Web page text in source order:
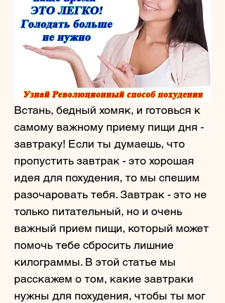
Встань, бедный хомяк, и готовься к
самому важному приему пищи дня -
завтраку! Если ты думаешь, что
пропустить завтрак - это хорошая
идея для похудения, то мы спешим
разочаровать тебя. Завтрак - это не
только питательный, но и очень
важный прием пищи, который может
помочь тебе сбросить лишние
килограммы. В этой статье мы
расскажем о том, какие завтраки
нужны для похудения, чтобы ты мог